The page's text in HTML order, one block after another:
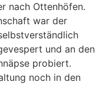
nach Ottenhöfen.
war der
und an den
probiert.
noch in den